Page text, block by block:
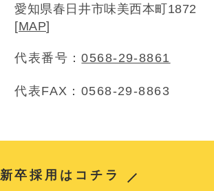
愛知県春日井市味美西本町1872
[MAP]
代表番号：0568-29-8861
代表FAX：0568-29-8863
新卒採用はコチラ